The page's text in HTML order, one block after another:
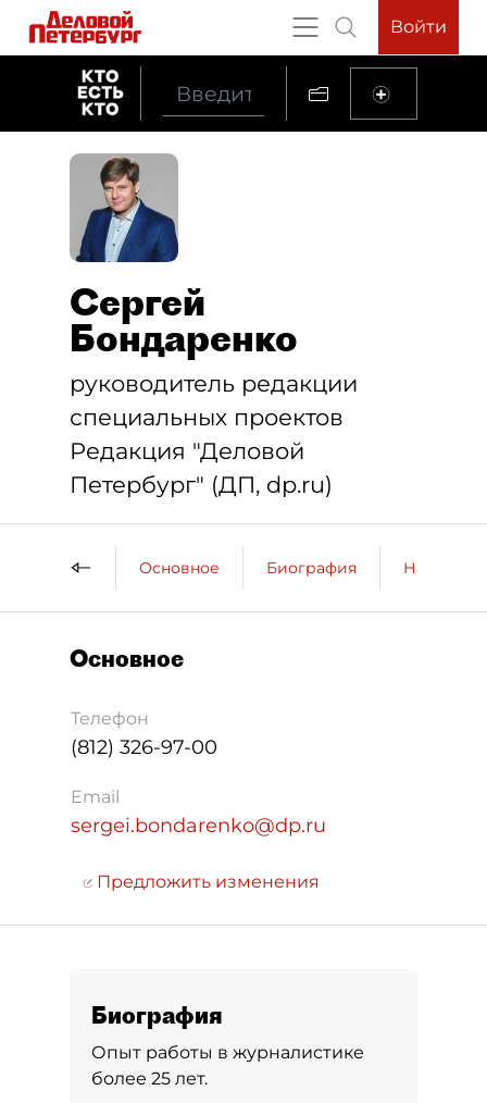
Войти
Сергей
Бондаренко
руководитель редакции
специальных проектов
Редакция "Деловой
Петербург" (ДП, dp.ru)
Основное Биография Награды
Основное
Телефон
(812) 326-97-00
Email
sergei.bondarenko@dp.ru
Предложить изменения
Биография
Опыт работы в журналистике
более 25 лет.